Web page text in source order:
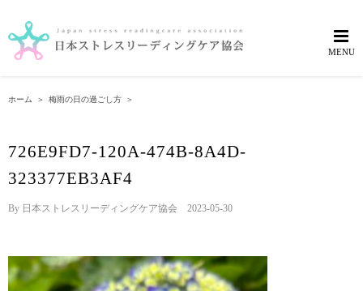
content
ホーム ＞ 梅雨の日の過ごし方 ＞
726E9FD7-120A-474B-8A4D-
323377EB3AF4
By 日本ストレスリーディングケア協会 2023-05-30